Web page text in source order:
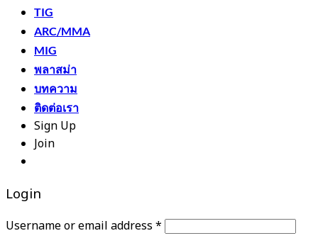
TIG
ARC/MMA
MIG
พลาสม่า
บทความ
ติดต่อเรา
Sign Up
Join
Login
Username or email address * Required